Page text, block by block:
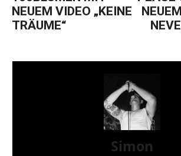
NEUEM VIDEO „KEINE
TRÄUME“
Simon